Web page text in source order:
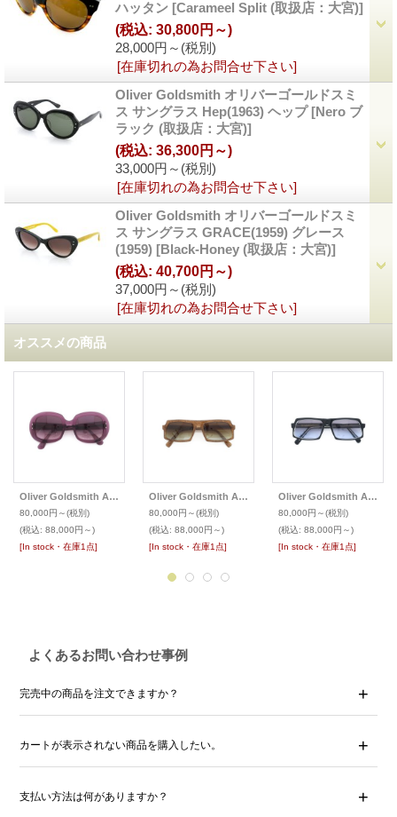
ハッタン [Carameel Split (取扱店：大宮)]
28,000円～ (税別)
(税込: 30,800円～)
[在庫切れの為お問合せ下さい]
Oliver Goldsmith オリバーゴールドスミ
ス サングラス Hep(1963) ヘップ [Nero ブ
ラック (取扱店：大宮)]
33,000円～ (税別)
(税込: 36,300円～)
[在庫切れの為お問合せ下さい]
Oliver Goldsmith オリバーゴールドスミ
ス サングラス GRACE(1959) グレース
(1959) [Black-Honey (取扱店：大宮)]
37,000円～ (税別)
(税込: 40,700円～)
[在庫切れの為お問合せ下さい]
オススメの商品
Oliver Goldsmith Archive オリバーゴールドスミスアーカイヴ サングラス
80,000円～(税別)
(税込: 88,000円～)
[In stock・在庫1点]
Oliver Goldsmith Archive オリバーゴールドスミスアーカイヴ サングラス
80,000円～(税別)
(税込: 88,000円～)
[In stock・在庫1点]
Oliver Goldsmith Archive オリバーゴールドスミスアーカイヴ サングラス
80,000円～(税別)
(税込: 88,000円～)
[In stock・在庫1点]
よくあるお問い合わせ事例
完売中の商品を注文できますか？
カートが表示されない商品を購入したい。
支払い方法は何がありますか？